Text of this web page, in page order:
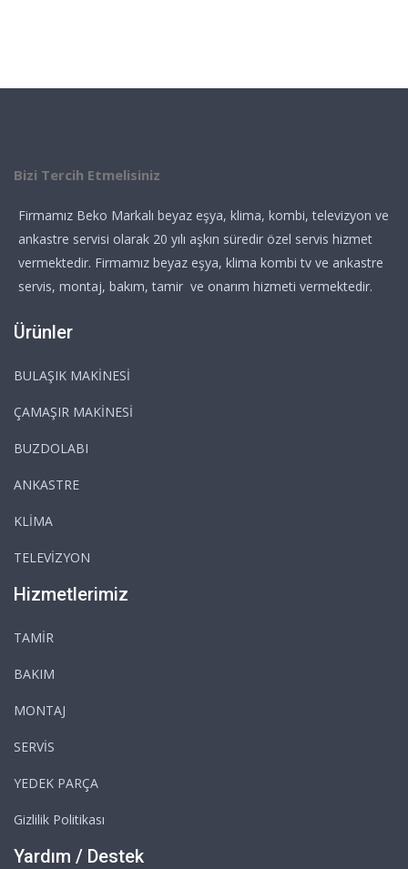
Bizi Tercih Etmelisiniz
Firmamız Beko Markalı beyaz eşya, klima, kombi, televizyon ve
ankastre servisi olarak 20 yılı aşkın süredir özel servis hizmet
vermektedir. Firmamız beyaz eşya, klima kombi tv ve ankastre
servis, montaj, bakım, tamir ve onarım hizmeti vermektedir.
Ürünler
BULAŞIK MAKİNESİ
ÇAMAŞIR MAKİNESİ
BUZDOLABI
ANKASTRE
KLİMA
TELEVİZYON
Hizmetlerimiz
TAMİR
BAKIM
MONTAJ
SERVİS
YEDEK PARÇA
Gizlilik Politikası
Yardım / Destek